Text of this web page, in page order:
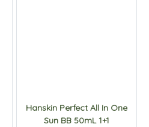
Hanskin Perfect All In One
Sun BB 50mL 1+1